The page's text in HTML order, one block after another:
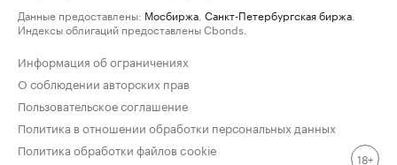
Данные предоставлены: Мосбиржа Санкт-Петербургская биржа
Индексы облигаций предоставлены Cbonds.
Информация об ограничениях
О соблюдении авторских прав
Пользовательское соглашение
Политика в отношении обработки персональных данных
Политика обработки файлов cookie
18+